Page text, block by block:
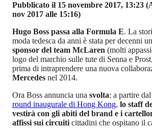
Pubblicato il 15 novembre 2017, 13:23
nov 2017 alle 15:16)
Hugo Boss passa alla Formula E. La
moda tedesca da anni è stata per decenni
sponsor del team McLaren (molti
logo del marchio sulle tute di Senna e
prima di intraprendere una nuova
Mercedes nel 2014.
Ora Boss annuncia una svolta: a partire
round inaugurale di Hong Kong, lo staff
vestirà con gli abiti del brand e i
affissi sui circuiti cittadini che ospitano il